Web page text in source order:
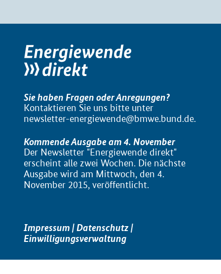
Sie haben Fragen oder Anregungen?
Kontaktieren Sie uns bitte unter
newsletter-energiewende@bmwe.bund.de.
Kommende Ausgabe am 4. November
Der Newsletter "Energiewende direkt"
erscheint alle zwei Wochen. Die nächste
Ausgabe wird am Mittwoch, den 4.
November 2015, veröffentlicht.
Impressum |Datenschutz|
Einwilligungsverwaltung